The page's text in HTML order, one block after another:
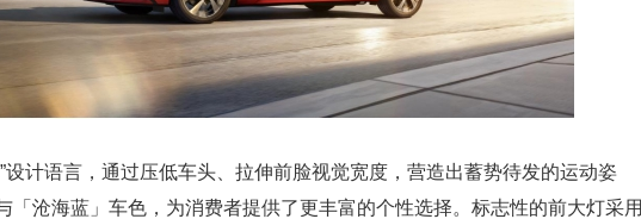
设计语言，通过压低车头、拉伸前脸视觉宽度，营造出蓄势待发的运动姿
「沧海蓝」车色，为消费者提供了更丰富的个性选择。标志性的前大灯采用